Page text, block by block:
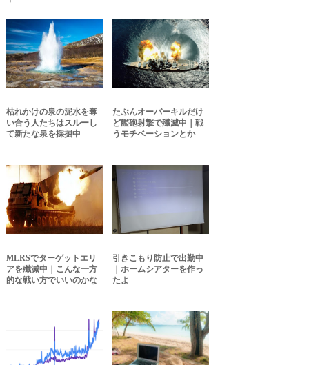
枯れかけの泉の泥水を奪
い合う人たちはスルーし
て新たな泉を採掘中
たぶんオーバーキルだけ
ど艦砲射撃で殲滅中｜戦
うモチベーションとか
MLRSでターゲットエリ
アを殲滅中｜こんな一方
的な戦い方でいいのかな
引きこもり防止で出勤中
｜ホームシアターを作っ
たよ